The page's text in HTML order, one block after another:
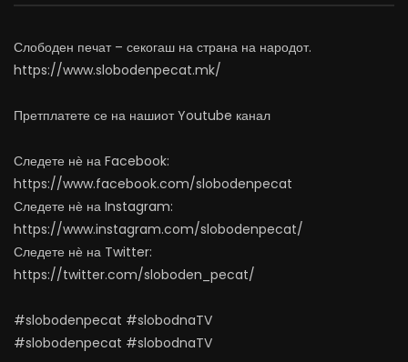
0
1K 5 0
Слободен печат – секогаш на страна на народот.
https://www.slobodenpecat.mk/
Претплатете се на нашиот Youtube канал
Следете нѐ на Facebook:
https://www.facebook.com/slobodenpecat
Следете нѐ на Instagram:
https://www.instagram.com/slobodenpecat/
Следете нѐ на Twitter:
https://twitter.com/sloboden_pecat/
#slobodenpecat #slobodnaTV
#slobodenpecat #slobodnaTV